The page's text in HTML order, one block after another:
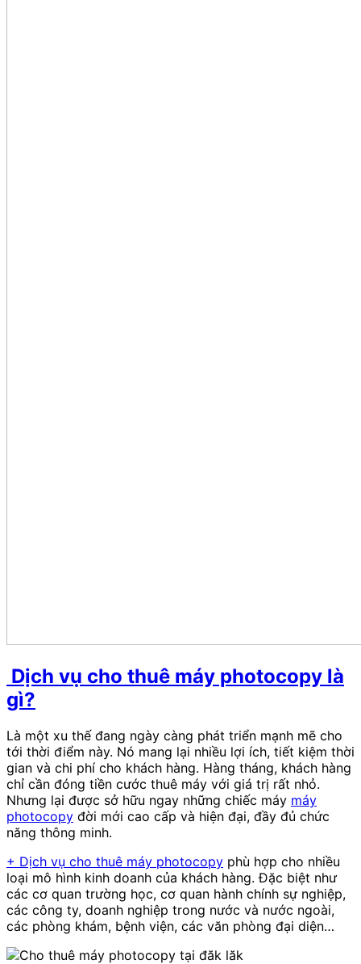
Dịch vụ cho thuê máy photocopy là
gì?
Là một xu thế đang ngày càng phát triển mạnh mẽ cho
tới thời điểm này. Nó mang lại nhiều lợi ích, tiết kiệm thời
gian và chi phí cho khách hàng. Hàng tháng, khách hàng
chỉ cần đóng tiền cước thuê máy với giá trị rất nhỏ.
Nhưng lại được sở hữu ngay những chiếc máy máy
photocopy đời mới cao cấp và hiện đại, đầy đủ chức
năng thông minh.
+ Dịch vụ cho thuê máy photocopy phù hợp cho nhiều
loại mô hình kinh doanh của khách hàng. Đặc biệt như
các cơ quan trường học, cơ quan hành chính sự nghiệp,
các công ty, doanh nghiệp trong nước và nước ngoài,
các phòng khám, bệnh viện, các văn phòng đại diện…